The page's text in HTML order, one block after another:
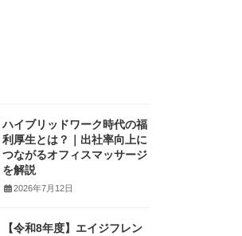
ハイブリッドワーク時代の福
利厚生とは？｜出社率向上に
つながるオフィスマッサージ
を解説
2026年7月12日
【令和8年度】エイジフレン